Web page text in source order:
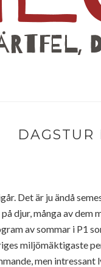
Det är ju ändå
djur, många av dem
av sommar i P1
miljömäktigaste
men intressant